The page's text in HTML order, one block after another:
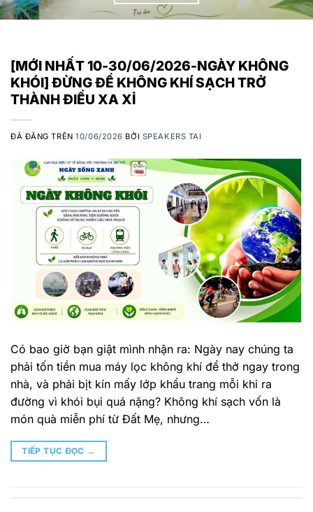
[MỚI NHẤT 10-30/06/2026-NGÀY KHÔNG
KHÓI] ĐỪNG ĐỂ KHÔNG KHÍ SẠCH TRỞ
THÀNH ĐIỀU XA XỈ
ĐÃ ĐĂNG TRÊN10/06/2026 BỞI SPEAKERS TAI
Có bao giờ bạn giật mình nhận ra: Ngày nay chúng ta
phải tốn tiền mua máy lọc không khí để thở ngay trong
nhà, và phải bịt kín mấy lớp khẩu trang mỗi khi ra
đường vì khói bụi quá nặng? Không khí sạch vốn là
món quà miễn phí từ Đất Mẹ, nhưng…
TIẾP TỤC ĐỌC →